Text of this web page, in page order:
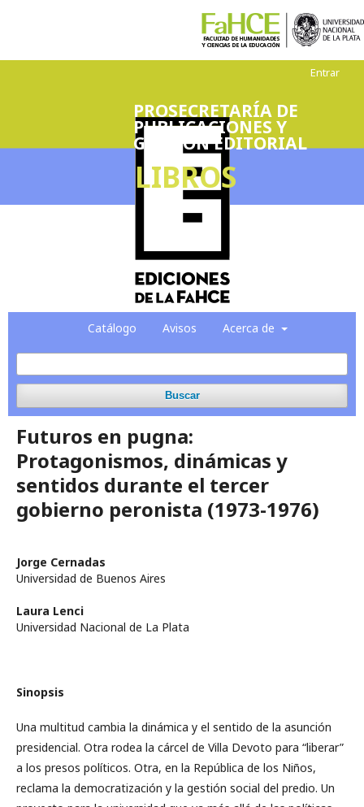
PROSECRETARÍA DE
PUBLICACIONES Y
GESTIÓN EDITORIAL
LIBROS
Catálogo Avisos Acerca de
Buscar
Entrar
Futuros en pugna:
Protagonismos, dinámicas y
sentidos durante el tercer
gobierno peronista (1973-1976)
Jorge Cernadas
Universidad de Buenos Aires
Laura Lenci
Universidad Nacional de La Plata
Sinopsis
Una multitud cambia la dinámica y el sentido de la asunción
presidencial. Otra rodea la cárcel de Villa Devoto para “liberar”
a los presos políticos. Otra, en la República de los Niños,
reclama la democratización y la gestión social del predio. Un